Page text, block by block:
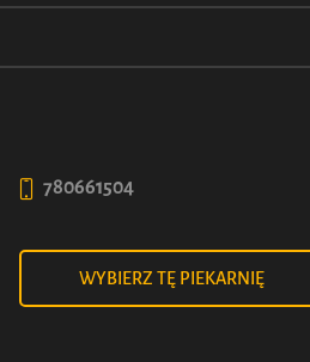
780661504
WYBIERZ TĘ PIEKARNIĘ